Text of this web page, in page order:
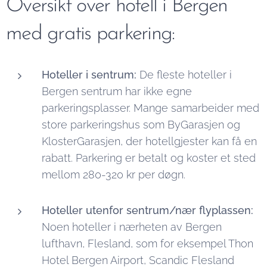
Oversikt over hotell i Bergen
med gratis parkering:
Hoteller i sentrum: De fleste hoteller i
Bergen sentrum har ikke egne
parkeringsplasser. Mange samarbeider med
store parkeringshus som ByGarasjen og
KlosterGarasjen, der hotellgjester kan få en
rabatt. Parkering er betalt og koster et sted
mellom 280-320 kr per døgn.
Hoteller utenfor sentrum/nær flyplassen:
Noen hoteller i nærheten av Bergen
lufthavn, Flesland, som for eksempel Thon
Hotel Bergen Airport, Scandic Flesland